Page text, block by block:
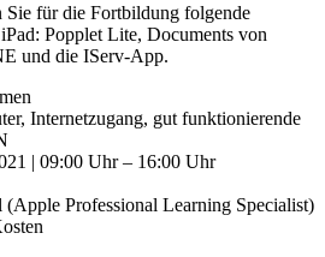
Sie für die Fortbildung folgende
Popplet Lite, Documents von
und die IServ-App.
Internetzugang, gut funktionierende
| 09:00 Uhr – 16:00 Uhr
(Apple Professional Learning Specialist)